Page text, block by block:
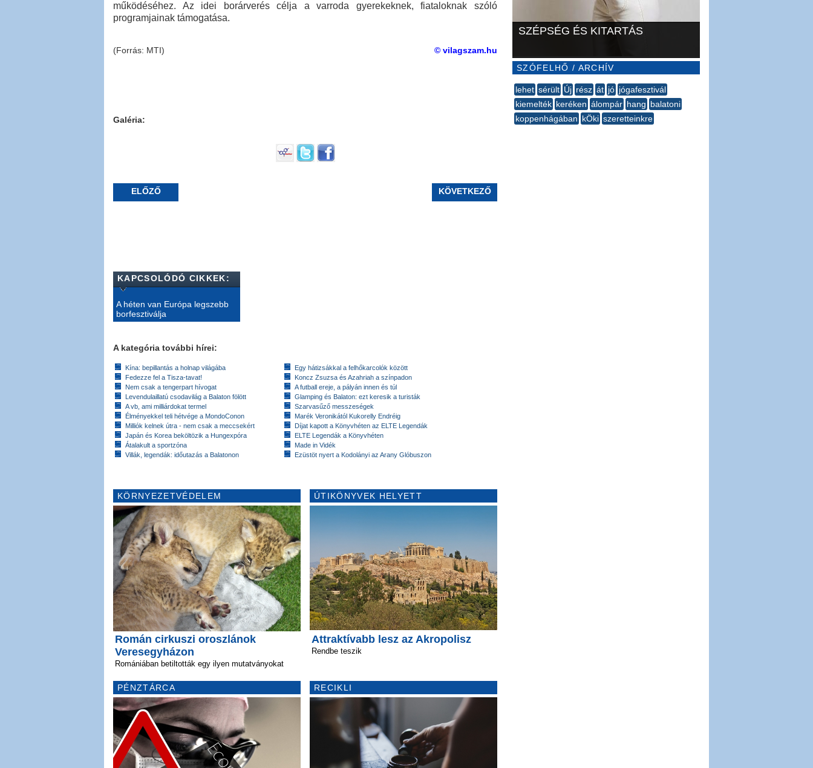
működéséhez. Az idei borárverés célja a varroda gyerekeknek, fiataloknak szóló
programjainak támogatása.
© vilagszam.hu
(Forrás: MTI)
Galéria:
ELŐZŐ KÖVETKEZŐ
KAPCSOLÓDÓ CIKKEK:
A héten van Európa legszebb
borfesztiválja
A kategória további hírei:
Kína: bepillantás a holnap világába
Fedezze fel a Tisza-tavat!
Nem csak a tengerpart hívogat
Levendulaillatú csodavilág a Balaton fölött
A vb, ami milliárdokat termel
Élményekkel teli hétvége a MondoConon
Milliók kelnek útra - nem csak a meccsekért
Japán és Korea beköltözik a Hungexpóra
Átalakult a sportzóna
Villák, legendák: időutazás a Balatonon
Egy hátizsákkal a felhőkarcolók között
Koncz Zsuzsa és Azahriah a színpadon
A futball ereje, a pályán innen és túl
Glamping és Balaton: ezt keresik a turisták
Szarvasűző messzeségek
Marék Veronikától Kukorelly Endréig
Díjat kapott a Könyvhéten az ELTE Legendák
ELTE Legendák a Könyvhéten
Made in Vidék
Ezüstöt nyert a Kodolányi az Arany Glóbuszon
KÖRNYEZETVÉDELEM
Román cirkuszi oroszlánok
Veresegyházon
Romániában betiltották egy ilyen mutatványokat
PÉNZTÁRCA
ÚTIKÖNYVEK HELYETT
Attraktívabb lesz az Akropolisz
Rendbe teszik
RECIKLI
SZÉPSÉG ÉS KITARTÁS
SZÓFELHŐ / ARCHÍV
lehet sérült Új rész át jó jógafesztivál
kiemelték keréken álompár hang balatoni
koppenhágában kÖki szeretteinkre